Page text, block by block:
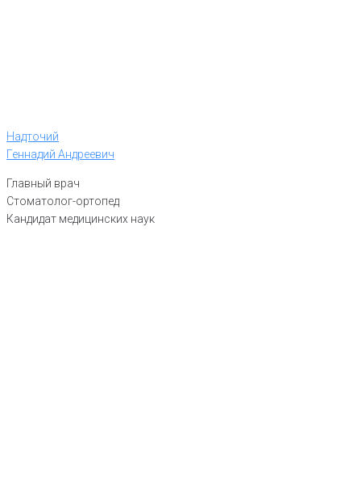
Надточий
Геннадий Андреевич
Главный врач
Стоматолог-ортопед
Кандидат медицинских наук